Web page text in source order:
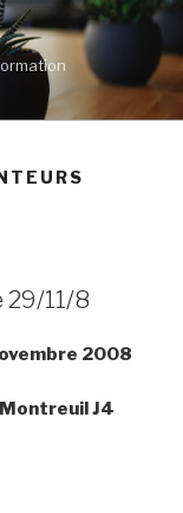
29/11/8
2008
J4